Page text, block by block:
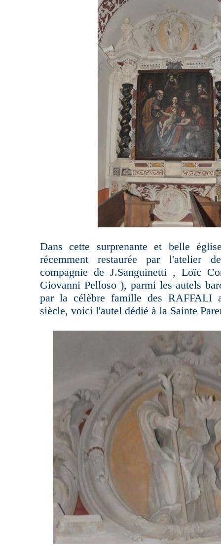
Dans cette surprenante et belle
récemment restaurée par l'atelier
compagnie de J.Sanguinetti , Loïc
Giovanni Pelloso ), parmi les autels
par la célèbre famille des RAFFALI
siècle, voici l'autel dédié à la Sainte